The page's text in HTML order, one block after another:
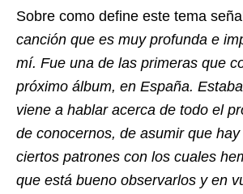
Sobre como define este tema
canción que es muy profunda e
mí. Fue una de las primeras que
próximo álbum, en España.
viene a hablar acerca de todo el
de conocernos, de asumir que
ciertos patrones con los cuales
que está bueno observarlos y en